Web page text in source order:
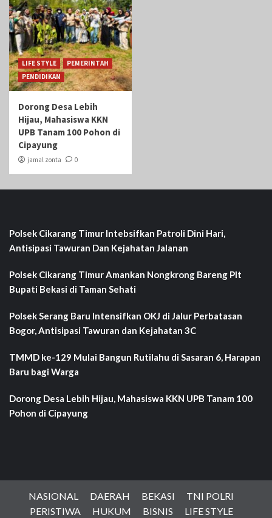
LIFE STYLE
PEMERINTAH
PENDIDIKAN
Dorong Desa Lebih
Hijau, Mahasiswa KKN
UPB Tanam 100 Pohon di
Cipayung
jamal zonta 0
Polsek Cikarang Timur Intebsifkan Patroli Dini Hari,
Antisipasi Tawuran Dan Kejahatan Jalanan
Polsek Cikarang Timur Amankan Nongkrong Bareng Plt
Bupati Bekasi di Taman Sehati‎
Polsek Serang Baru Intensifkan OKJ di Jalur Perbatasan
Bogor, Antisipasi Tawuran dan Kejahatan 3C
TMMD ke-129 Mulai Bangun Rutilahu di Sasaran 6, Harapan
Baru bagi Warga
Dorong Desa Lebih Hijau, Mahasiswa KKN UPB Tanam 100
Pohon di Cipayung
NASIONAL DAERAH BEKASI
TNI POLRI
PERISTIWA
HUKUM BISNIS LIFE STYLE